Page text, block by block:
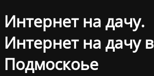
Интернет на дачу.
Интернет на дачу в
Подмоскоье